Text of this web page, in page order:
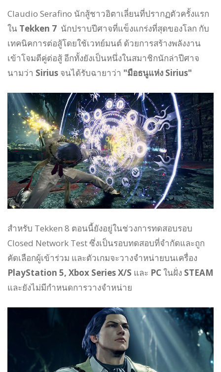
Claudio Serafino นักสู้ชาวอิตาเลี่ยนที่ปรากฏตัวครั้งแรก
ใน Tekken 7 นักปราบปีศาจที่แข็งแกร่งที่สุดของโลก กับ
เทคนิคการต่อสู้โดยใช้เวทย์มนต์ ด้วยการสร้างพลังงาน
เข้าโจมตีคู่ต่อสู้ อีกทั้งยังเป็นหนึ่งในสมาชิกนักล่าปีศาจ
นามว่า Sirius จนได้รับฉายาว่า "มือธนูแห่ง Sirius"
สำหรับ Tekken 8 ตอนนี้ยังอยู่ในช่วงการทดสอบรอบ
Closed Network Test ซึ่งเป็นรอบทดสอบที่จำกัดและถูก
คัดเลือกผู้เข้าร่วม และตัวเกมจะวางจำหน่ายบนเครื่อง
PlayStation 5, Xbox Series X/S และ PCในฝั่ง STEAM
และยังไม่มีกำหนดการวางจำหน่าย